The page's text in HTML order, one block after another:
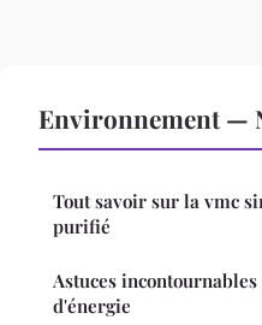
Environnement —
Tout savoir sur la vmc
purifié
Astuces
d'énergie